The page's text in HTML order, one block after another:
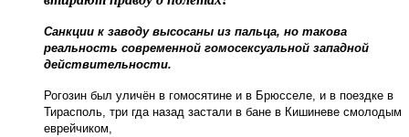
Санкции к заводу высосаны из пальца, но такова
реальность современной гомосексуальной западной
действительности.
Рогозин был уличён в гомосятине и в Брюсселе, и в поездке в
Тирасполь, три гда назад застали в бане в Кишиневе смолодым
еврейчиком,